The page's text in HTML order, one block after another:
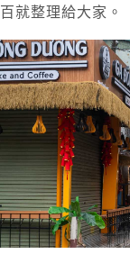
百就整理給大家。